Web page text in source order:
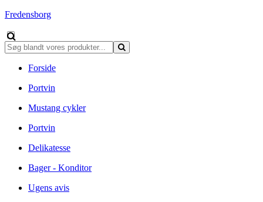
Fredensborg
Forside
Portvin
Mustang cykler
Portvin
Delikatesse
Bager - Konditor
Ugens avis